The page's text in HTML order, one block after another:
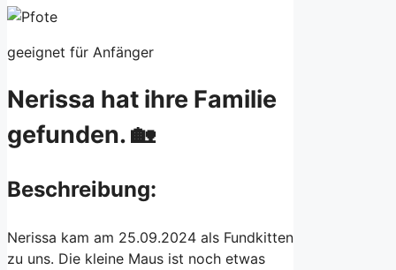
geeignet für Anfänger
Nerissa hat ihre Familie
gefunden. 🏡
Beschreibung:
Nerissa kam am 25.09.2024 als Fundkitten
zu uns. Die kleine Maus ist noch etwas